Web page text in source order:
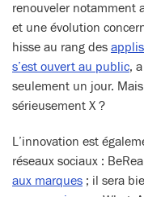
renouveler notamment
et une évolution
hisse au rang des
s’est ouvert au public,
seulement un jour.
sérieusement X ?
L’innovation est
réseaux sociaux :
aux marques ; il sera